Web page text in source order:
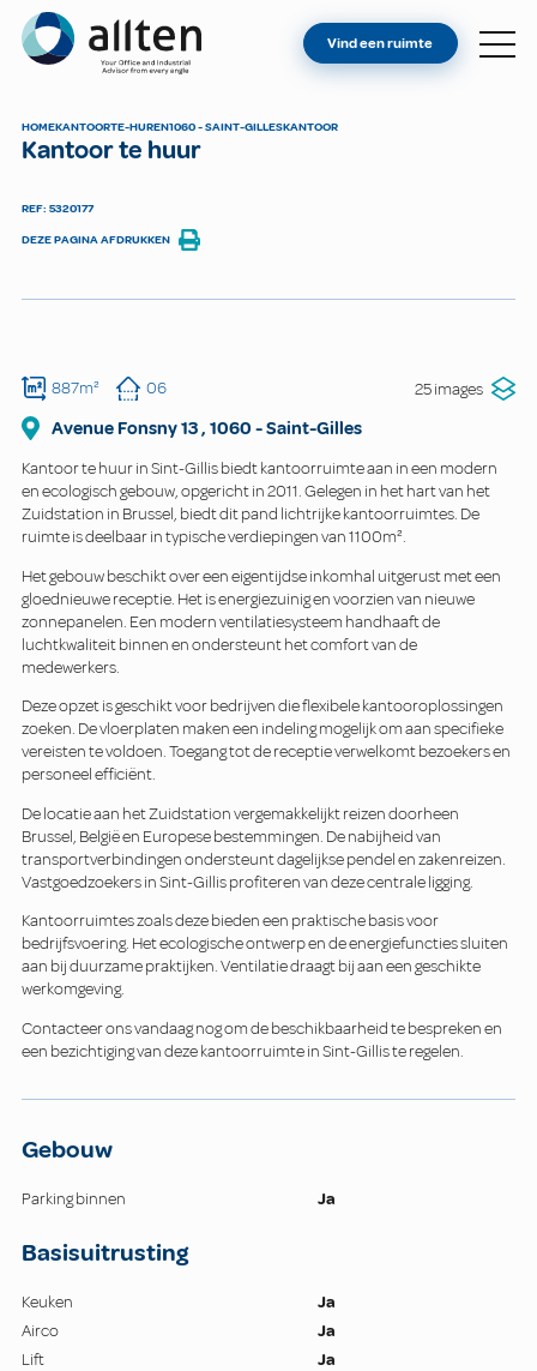
Allten
VIND EEN RUIMTE
Vind een ruimte
HOMEKANTOORTE-HUREN1060 - SAINT-GILLESKANTOOR
Kantoor te huur
REF: 5320177
DEZE PAGINA AFDRUKKEN
887m² 06 25 images
Avenue Fonsny13, 1060 -Saint-Gilles
Kantoor te huur in Sint-Gillis biedt kantoorruimte aan in een modern
en ecologisch gebouw, opgericht in 2011. Gelegen in het hart van het
Zuidstation in Brussel, biedt dit pand lichtrijke kantoorruimtes. De
ruimte is deelbaar in typische verdiepingen van 1100m².
Het gebouw beschikt over een eigentijdse inkomhal uitgerust met een
gloednieuwe receptie. Het is energiezuinig en voorzien van nieuwe
zonnepanelen. Een modern ventilatiesysteem handhaaft de
luchtkwaliteit binnen en ondersteunt het comfort van de
medewerkers.
Deze opzet is geschikt voor bedrijven die flexibele kantooroplossingen
zoeken. De vloerplaten maken een indeling mogelijk om aan specifieke
vereisten te voldoen. Toegang tot de receptie verwelkomt bezoekers en
personeel efficiënt.
De locatie aan het Zuidstation vergemakkelijkt reizen doorheen
Brussel, België en Europese bestemmingen. De nabijheid van
transportverbindingen ondersteunt dagelijkse pendel en zakenreizen.
Vastgoedzoekers in Sint-Gillis profiteren van deze centrale ligging.
Kantoorruimtes zoals deze bieden een praktische basis voor
bedrijfsvoering. Het ecologische ontwerp en de energiefuncties sluiten
aan bij duurzame praktijken. Ventilatie draagt bij aan een geschikte
werkomgeving.
Contacteer ons vandaag nog om de beschikbaarheid te bespreken en
een bezichtiging van deze kantoorruimte in Sint-Gillis te regelen.
Gebouw
Parking binnen Ja
Basisuitrusting
Keuken
Ja
Airco
Ja
Lift
Ja